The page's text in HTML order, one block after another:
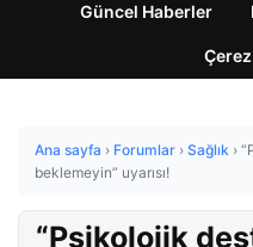
Güncel Haberler
Ana sayfa › Forumlar › Sağlık ›
beklemeyin” uyarısı!
“Psikolojik